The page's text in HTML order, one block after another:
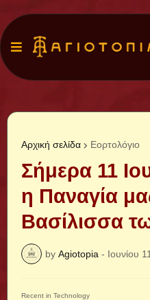
Αρχική σελίδα Εορτολόγιο
Σήμερα 11
η Παναγία
Βασίλισσα
by Agiotopia - Ιουνίου
Recent in Technology